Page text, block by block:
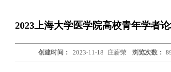
2023上海大学医学院高校青年学者
创建时间： 2023-11-18 庄薪荣 浏览次数：